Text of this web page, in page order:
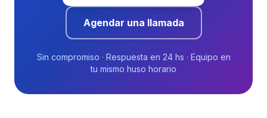
Agendar una llamada
Sin compromiso · Respuesta en 24 hs · Equipo en
tu mismo huso horario